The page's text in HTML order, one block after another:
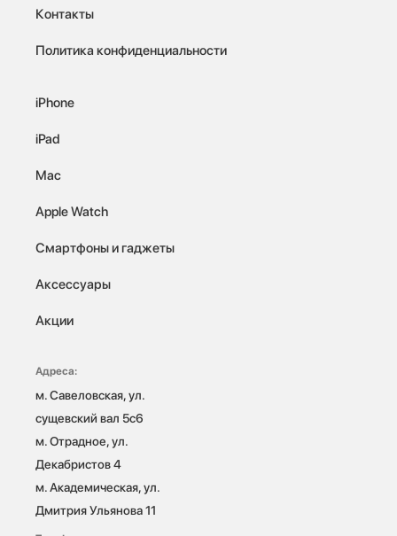
Контакты
Политика конфиденциальности
iPhone
iPad
Mac
Apple Watch
Смартфоны и гаджеты
Аксессуары
Акции
Адреса:
м. Савеловская, ул.
сущевский вал 5с6
м. Отрадное, ул.
Декабристов 4
м. Академическая, ул.
Дмитрия Ульянова 11